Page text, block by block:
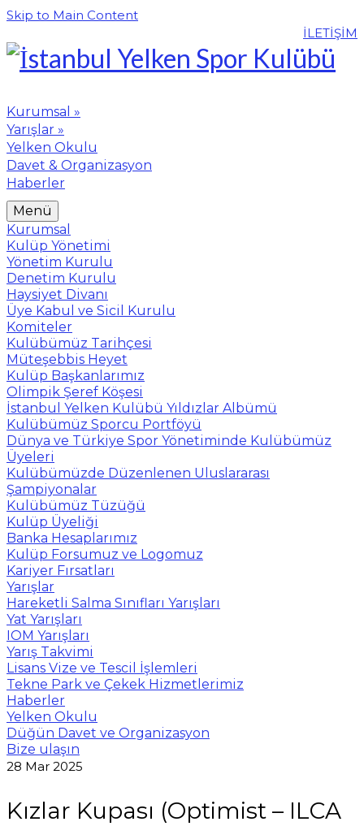
Skip to Main Content
İLETİŞİM
Kurumsal »
Yarışlar »
Yelken Okulu
Davet & Organizasyon
Haberler
Menü
Kurumsal
Kulüp Yönetimi
Yönetim Kurulu
Denetim Kurulu
Haysiyet Divanı
Üye Kabul ve Sicil Kurulu
Komiteler
Kulübümüz Tarihçesi
Müteşebbis Heyet
Kulüp Başkanlarımız
Olimpik Şeref Köşesi
İstanbul Yelken Kulübü Yıldızlar Albümü
Kulübümüz Sporcu Portföyü
Dünya ve Türkiye Spor Yönetiminde Kulübümüz
Üyeleri
Kulübümüzde Düzenlenen Uluslararası
Şampiyonalar
Kulübümüz Tüzüğü
Kulüp Üyeliği
Banka Hesaplarımız
Kulüp Forsumuz ve Logomuz
Kariyer Fırsatları
Yarışlar
Hareketli Salma Sınıfları Yarışları
Yat Yarışları
IOM Yarışları
Yarış Takvimi
Lisans Vize ve Tescil İşlemleri
Tekne Park ve Çekek Hizmetlerimiz
Haberler
Yelken Okulu
Düğün Davet ve Organizasyon
Bize ulaşın
28 Mar 2025
Kızlar Kupası (Optimist – ILCA